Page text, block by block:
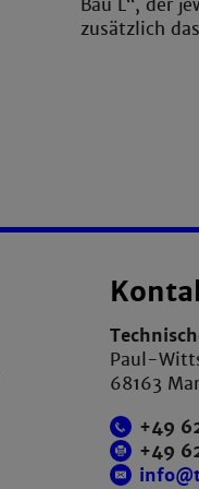
Bau L“, der
zusätzlich
Paul-
68163
+49
+49